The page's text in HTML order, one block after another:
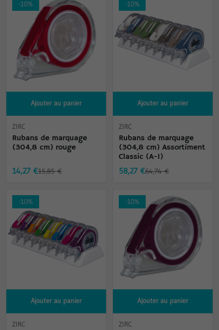
-10%
Ajouter au panier
ZIRC
Rubans de marquage
(304,8 cm) rouge
14,27 €15,85 €
-10%
Ajouter au panier
ZIRC
Rubans de marquage
(304,8 cm) Assortiment
Classic (A-I)
58,27 €64,74 €
-10%
Ajouter au panier
ZIRC
-10%
Ajouter au panier
ZIRC